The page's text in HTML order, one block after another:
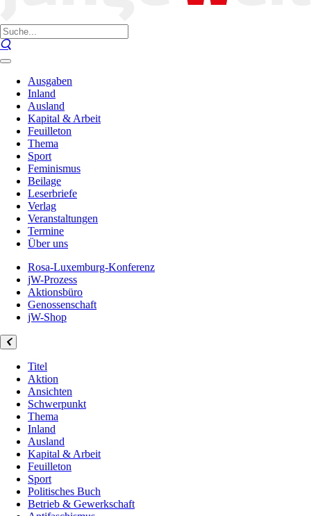
Ausgaben
Inland
Ausland
Kapital & Arbeit
Feuilleton
Thema
Sport
Feminismus
Beilage
Leserbriefe
Verlag
Veranstaltungen
Termine
Über uns
Rosa-Luxemburg-Konferenz
jW-Prozess
Aktionsbüro
Genossenschaft
jW-Shop
Titel
Aktion
Ansichten
Schwerpunkt
Thema
Inland
Ausland
Kapital & Arbeit
Feuilleton
Sport
Politisches Buch
Betrieb & Gewerkschaft